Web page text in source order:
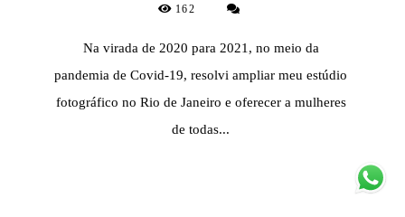
162
Na virada de 2020 para 2021, no meio da
pandemia de Covid-19, resolvi ampliar meu estúdio
fotográfico no Rio de Janeiro e oferecer a mulheres
de todas...